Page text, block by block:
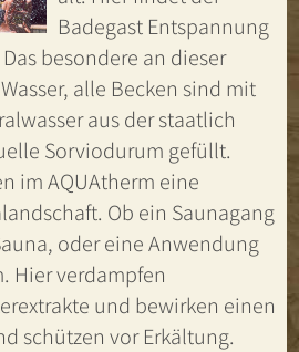
Badegast Entspannung
besondere an dieser
alle Becken sind mit
aus der staatlich
Sorviodurum gefüllt.
im AQUAtherm eine
Ob ein Saunagang
oder eine Anwendung
Hier verdampfen
und bewirken einen
schützen vor Erkältung.